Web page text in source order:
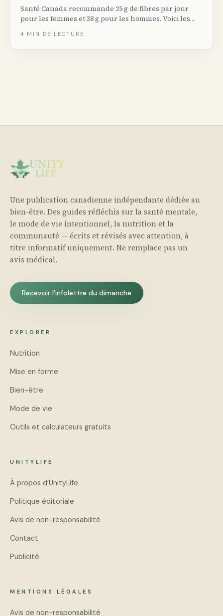
Santé Canada recommande 25 g de fibres par jour
pour les femmes et 38 g pour les hommes. Voici les
épiceries canadiennes, avec les quantités par portion.
4 MIN DE LECTURE
Une publication canadienne indépendante dédiée au
bien-être. Des guides réfléchis sur la santé mentale,
le mode de vie intentionnel, la nutrition et la
communauté — écrits et révisés avec attention, à
titre informatif uniquement. Ne remplace pas un
avis médical.
Recevoir l’infolettre du dimanche
EXPLORER
Nutrition
Mise en forme
Bien-être
Mode de vie
Outils et calculateurs gratuits
UNITYLIFE
À propos d’UnityLife
Politique éditoriale
Avis de non-responsabilité
Contact
Publicité
MENTIONS LÉGALES
Avis de non-responsabilité